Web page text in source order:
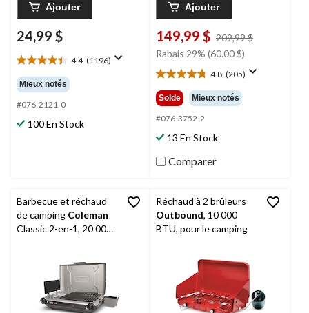
Ajouter
24,99 $
4.4 (1196)
4.4
étoile(s)
sur
5.
1196
évaluations
Mieux notés
#076-2121-0
100 En Stock
Ajouter
149,99 $ 209,99 $
Rabais 29% (60.00 $)
4.8 (205)
4.8
étoile(s)
sur
5.
205
évaluations
Solde Mieux notés
#076-3752-2
13 En Stock
Comparer
Barbecue et réchaud
de camping Coleman
Classic 2-en-1, 20 000
Réchaud à 2 brûleurs
Outbound, 10 000
BTU, pour le camping